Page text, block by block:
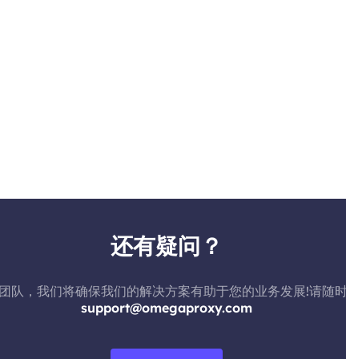
还有疑问？
队，我们将确保我们的解决方案有助于您的业务发展!请随
support@omegaproxy.com